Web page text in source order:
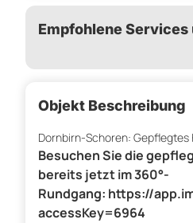
Empfohlene
Objekt Beschreibung
Dornbirn-Schoren: Gepflegtes
Besuchen Sie die
bereits jetzt im 360°-
Rundgang: https://
accessKey=6964